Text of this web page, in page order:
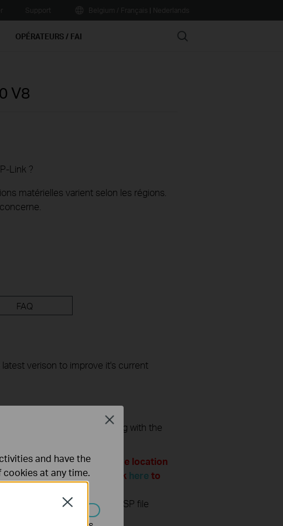
|
OPÉRATEURS / FAI Search
V8
Link ?
matérielles varient selon les régions.
FAQ
verison to improve it's current
following before proceeding with the
website of the purchase location
the warranty. Please click hereto
firmware version. Wrong ISP file
（Normally V1.x=V1）
Close
and have the
at any time.
Close